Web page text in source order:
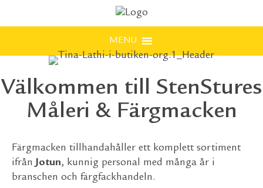
MENU
Välkommen till StenStures
Måleri & Färgmacken
Färgmacken tillhandahåller ett komplett sortiment
ifrånJotun, kunnig personal med många år i
branschen och färgfackhandeln.